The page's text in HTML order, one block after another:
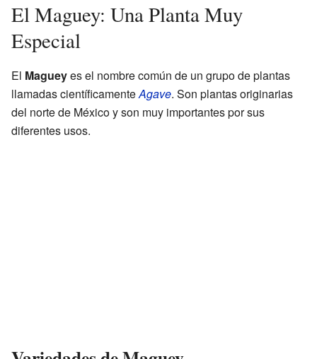
El Maguey: Una Planta Muy
Especial
El Magueyes el nombre común de un grupo de plantas
llamadas científicamenteAgave. Son plantas originarias
del norte de México y son muy importantes por sus
diferentes usos.